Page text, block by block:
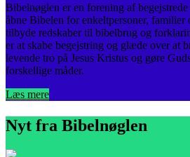
Bibelnøglen er en forening af
åbne Bibelen for enkeltpersoner, familier
tilbyde redskaber til bibelbrug og
er at skabe begejstring og glæde over at
levende tro på Jesus Kristus og gøre
forskellige måder.
Læs mere
Nyt fra Bibelnøglen